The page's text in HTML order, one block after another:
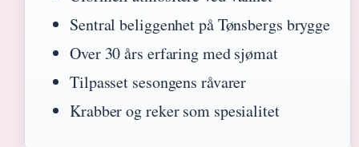
Sentral beliggenhet på Tønsbergs brygge
Over 30 års erfaring med sjømat
Tilpasset sesongens råvarer
Krabber og reker som spesialitet